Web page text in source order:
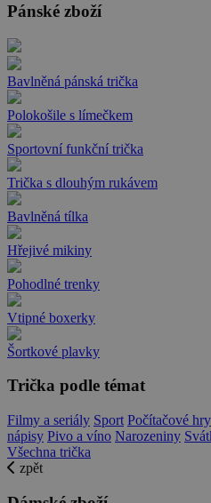
Pánské zboží
Bavlněná pánská trička
Polokošile s límečkem
Sportovní funkční trička
Trička s dlouhým rukávem
Bavlněná tílka
Hřejivé mikiny
Pohodlné trenky
Vtipné boxerky
Šortkové plavky
Trička podle témat
Filmy a seriály Sport Počítačové hry
nápisy Pivo a víno Narozeniny
Všechna trička
zpět